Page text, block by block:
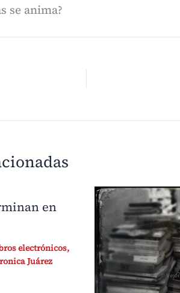
se anima?
en
electrónicos,
Juárez